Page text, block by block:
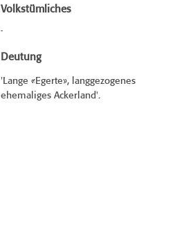
Volkstümliches
-
Deutung
'Lange «Egerte», langgezogenes
ehemaliges Ackerland'.